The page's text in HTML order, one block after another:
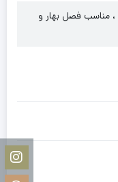
شال ، نخی ، اصلا لیز نیست ، ابعاد 90*180 ، مناسب فصل بهار و